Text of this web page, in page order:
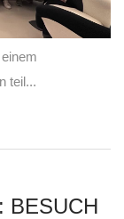
teil...
BESUCH